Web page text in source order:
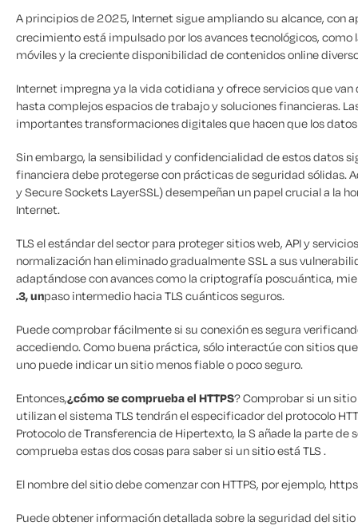
A principios de 2025, Internet sigue ampliando su alcance, con
crecimiento está impulsado por los avances tecnológicos,
móviles y la creciente disponibilidad de contenidos online
Internet impregna ya la vida cotidiana y ofrece servicios que
hasta complejos espacios de trabajo y soluciones financieras.
importantes transformaciones digitales que hacen que los
Sin embargo, la sensibilidad y confidencialidad de estos datos
financiera debe protegerse con prácticas de seguridad sólidas.
y Secure Sockets LayerSSL) desempeñan un papel crucial a la
Internet.
TLS el estándar del sector para proteger sitios web, API y
normalización han eliminado gradualmente SSL a sus
adaptándose con avances como la criptografía poscuántica,
.3, unpaso intermedio hacia TLS cuánticos seguros.
Puede comprobar fácilmente si su conexión es segura
accediendo. Como buena práctica, sólo interactúe con sitios
uno puede indicar un sitio menos fiable o poco seguro.
Entonces,¿cómo se comprueba el HTTPS? Comprobar si un
utilizan el sistema TLS tendrán el especificador del protocolo
Protocolo de Transferencia de Hipertexto, la S añade la parte de
comprueba estas dos cosas para saber si un sitio está TLS .
El nombre del sitio debe comenzar con HTTPS, por ejemplo,
Puede obtener información detallada sobre la seguridad del